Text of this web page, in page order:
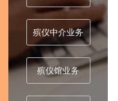
殡仪中介业务
殡仪馆业务